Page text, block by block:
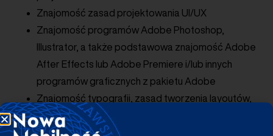
Znajomość zasad projektowania UI/UX
Znajomość programów Adobe Photoshop,
Illustrator, a także podstawowa znajomość Adobe
After Effects lub Adobe Premiere i/lub innych
programów graficznych z pakietu Adobe
Znajomość typografii, zasad tworzenia layoutów,
składu publikacji, doboru kolorów, zdjęć i ilustracji
Portfolio zrealizowanych projektów